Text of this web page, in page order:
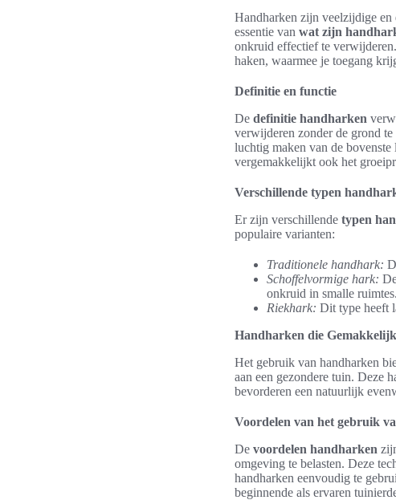
Handharken zijn veelzijdige en
essentie van wat zijn
onkruid effectief te
haken, waarmee je toegang
Definitie en functie
De definitie handharken
verwijderen zonder de grond
luchtig maken van de
vergemakkelijkt ook het
Verschillende typen
Er zijn verschillende typen
populaire varianten:
Traditionele handhark:
Schoffelvormige hark:
onkruid in smalle ruimtes.
Riekhark: Dit type heeft
Handharken die
Het gebruik van handharken
aan een gezondere tuin. Deze
bevorderen een natuurlijk
Voordelen van het gebruik
De voordelen handharken
omgeving te belasten. Deze
handharken eenvoudig te
beginnende als ervaren